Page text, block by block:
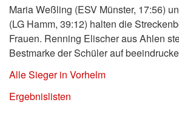
Maria Weßling (ESV Münster, 17:56)
(LG Hamm, 39:12) halten die
Frauen. Renning Elischer aus Ahlen
Bestmarke der Schüler auf
Alle Sieger in Vorhelm
Ergebnislisten